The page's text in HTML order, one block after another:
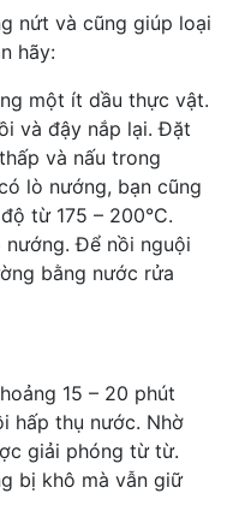
nứt và cũng giúp loại
hãy:
một ít dầu thực vật.
và đậy nắp lại. Đặt
và nấu trong
lò nướng, bạn cũng
từ 175 – 200°C.
Để nồi nguội
bằng nước rửa
15 – 20 phút
hấp thụ nước. Nhờ
giải phóng từ từ.
bị khô mà vẫn giữ